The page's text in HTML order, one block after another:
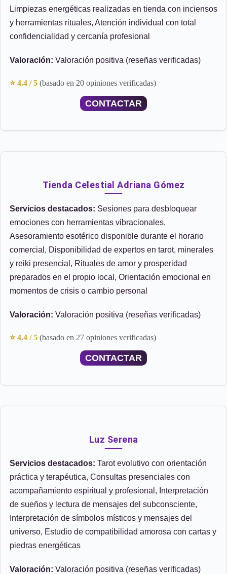
Limpiezas energéticas realizadas en tienda con inciensos
y herramientas rituales, Atención individual con total
confidencialidad y cercanía profesional
Valoración: Valoración positiva (reseñas verificadas)
⭐ 4.4 / 5 (basado en 20 opiniones verificadas)
CONTACTAR
Tienda Celestial Adriana Gómez
Servicios destacados: Sesiones para desbloquear
emociones con herramientas vibracionales,
Asesoramiento esotérico disponible durante el horario
comercial, Disponibilidad de expertos en tarot, minerales
y reiki presencial, Rituales de amor y prosperidad
preparados en el propio local, Orientación emocional en
momentos de crisis o cambio personal
Valoración: Valoración positiva (reseñas verificadas)
⭐ 4.4 / 5 (basado en 27 opiniones verificadas)
CONTACTAR
Luz Serena
Servicios destacados: Tarot evolutivo con orientación
práctica y terapéutica, Consultas presenciales con
acompañamiento espiritual y profesional, Interpretación
de sueños y lectura de mensajes del subconsciente,
Interpretación de símbolos místicos y mensajes del
universo, Estudio de compatibilidad amorosa con cartas y
piedras energéticas
Valoración: Valoración positiva (reseñas verificadas)